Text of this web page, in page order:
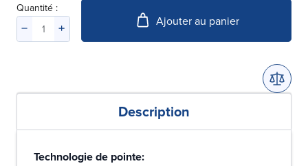
Quantité :
Ajouter au panier
Description
Technologie de pointe: